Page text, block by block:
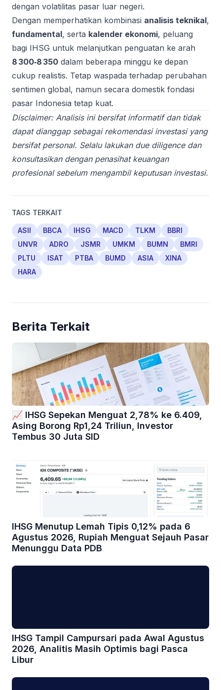
dengan volatilitas pasar luar negeri.
Dengan memperhatikan kombinasi analisis teknikal,
fundamental, serta kalender ekonomi, peluang
bagi IHSG untuk melanjutkan penguatan ke arah
8 300‑8 350 dalam beberapa minggu ke depan
cukup realistis. Tetap waspada terhadap perubahan
sentimen global, namun secara domestik fondasi
pasar Indonesia tetap kuat.
Disclaimer: Analisis ini bersifat informatif dan tidak
dapat dianggap sebagai rekomendasi investasi yang
bersifat personal. Selalu lakukan due diligence dan
konsultasikan dengan penasihat keuangan
profesional sebelum mengambil keputusan investasi.
TAGS TERKAIT
ASII BBCA IHSG MACD TLKM
BBRI
UNVR
ADRO JSMR UMKM BUMN
BMRI
PLTU
ISAT PTBA BUMD ASIA
XINA
HARA
Berita Terkait
📈 IHSG Sepekan Menguat 2,78% ke 6.409,
Asing Borong Rp1,24 Triliun, Investor
Tembus 30 Juta SID
IHSG Menutup Lemah Tipis 0,12% pada 6
Agustus 2026, Rupiah Menguat Sejauh Pasar
Menunggu Data PDB
IHSG Tampil Campursari pada Awal Agustus
2026, Analitis Masih Optimis bagi Pasca
Libur